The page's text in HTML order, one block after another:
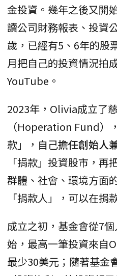
金投資。幾年之後又開
讀公司財務報表、投資
歲，已經有5、6年的股
月把自己的投資情況拍
YouTube。
2023年，Olivia成立了
（Hoperation Fund）
款」，自己擔任創始人
「捐款」投資股市，
群體、社會、環境方面
「捐款人」，可以在捐
成立之初，基金會從7
始，最高一筆投資來自
最少30美元；隨著基金